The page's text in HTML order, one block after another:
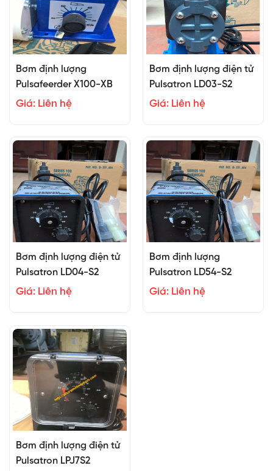
Bơm định lượng
Pulsafeerder X100-XB
Giá: Liên hệ
Bơm định lượng điện tử
Pulsatron LD03-S2
Giá: Liên hệ
Bơm định lượng điện tử
Pulsatron LD04-S2
Giá: Liên hệ
Bơm định lượng
Pulsatron LD54-S2
Giá: Liên hệ
Bơm định lượng điện tử
Pulsatron LPJ7S2